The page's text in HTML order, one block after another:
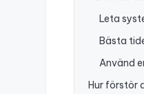
Leta
Bästa
Använd
Hur förstör